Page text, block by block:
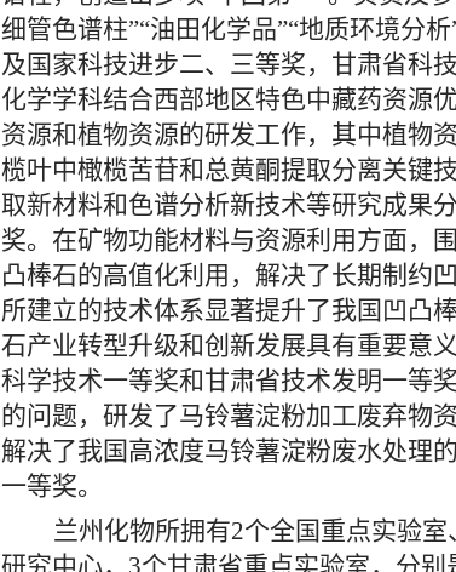
细管色谱柱”“油田化学品”“地质环境分
及国家科技进步二、三等奖，甘肃省科
化学学科结合西部地区特色中藏药资源
资源和植物资源的研发工作，其中植物
榄叶中橄榄苦苷和总黄酮提取分离关键
取新材料和色谱分析新技术等研究成果
奖。在矿物功能材料与资源利用方面，
凸棒石的高值化利用，解决了长期制约
所建立的技术体系显著提升了我国凹凸
石产业转型升级和创新发展具有重要意
科学技术一等奖和甘肃省技术发明一等
的问题，研发了马铃薯淀粉加工废弃物
解决了我国高浓度马铃薯淀粉废水处理
一等奖。
兰州化物所拥有2个全国重点实验
研究中心，3个甘肃省重点实验室，分